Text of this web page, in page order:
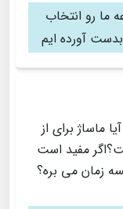
ما رو انتخاب
آورده ایم
ماساژ برای از
مفید است
زمان می بره؟